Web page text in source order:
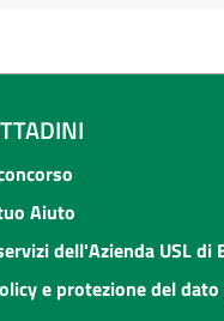
Aiuto
dell'Azienda USL di
e protezione del